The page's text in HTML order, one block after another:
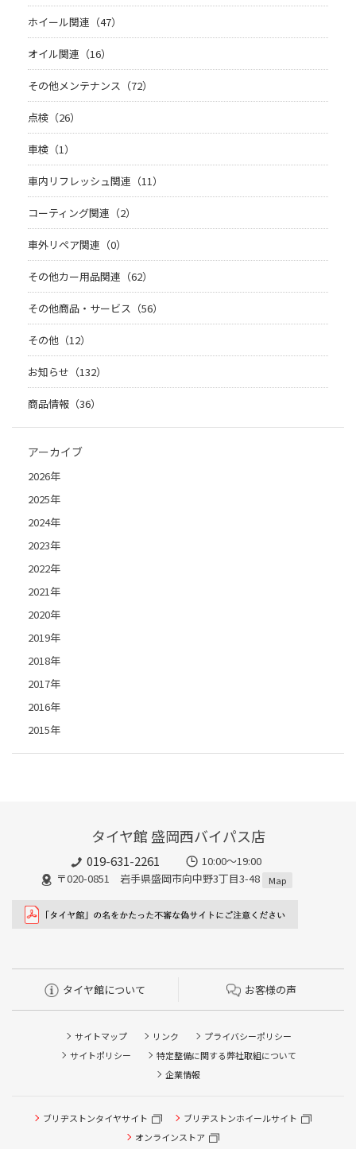
ホイール関連（47）
オイル関連（16）
その他メンテナンス（72）
点検（26）
車検（1）
車内リフレッシュ関連（11）
コーティング関連（2）
車外リペア関連（0）
その他カー用品関連（62）
その他商品・サービス（56）
その他（12）
お知らせ（132）
商品情報（36）
アーカイブ
2026年
2025年
2024年
2023年
2022年
2021年
2020年
2019年
2018年
2017年
2016年
2015年
タイヤ館 盛岡西バイパス店
019-631-2261
10:00～19:00
〒020-0851 岩手県盛岡市向中野3丁目3-48
Map
タイヤ館について お客様の声
サイトマップ リンク
プライバシーポリシー
サイトポリシー
特定整備に関する弊社取組について
企業情報
ブリヂストンタイヤサイト
ブリヂストンホイールサイト
オンラインストア